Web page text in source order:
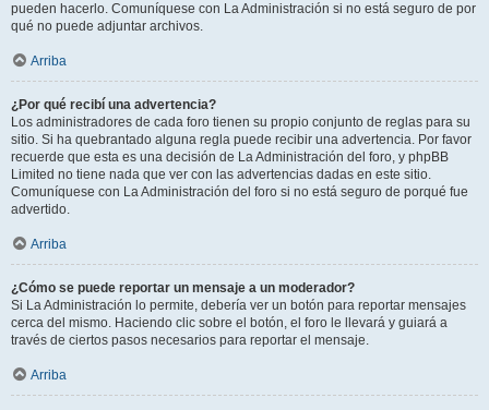
pueden hacerlo. Comuníquese con La Administración si no está seguro de por
qué no puede adjuntar archivos.
Arriba
¿Por qué recibí una advertencia?
Los administradores de cada foro tienen su propio conjunto de reglas para su
sitio. Si ha quebrantado alguna regla puede recibir una advertencia. Por favor
recuerde que esta es una decisión de La Administración del foro, y phpBB
Limited no tiene nada que ver con las advertencias dadas en este sitio.
Comuníquese con La Administración del foro si no está seguro de porqué fue
advertido.
Arriba
¿Cómo se puede reportar un mensaje a un moderador?
Si La Administración lo permite, debería ver un botón para reportar mensajes
cerca del mismo. Haciendo clic sobre el botón, el foro le llevará y guiará a
través de ciertos pasos necesarios para reportar el mensaje.
Arriba